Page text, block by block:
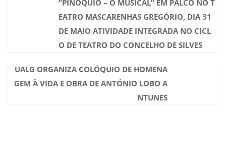
“PINÓQUIO – O MUSICAL” EM PALCO NO T
EATRO MASCARENHAS GREGÓRIO, DIA 31
DE MAIO ATIVIDADE INTEGRADA NO CICL
O DE TEATRO DO CONCELHO DE SILVES
UALG ORGANIZA COLÓQUIO DE HOMENA
GEM À VIDA E OBRA DE ANTÓNIO LOBO A
NTUNES